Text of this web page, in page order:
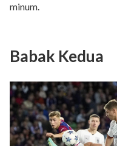
minum.
Babak Kedua